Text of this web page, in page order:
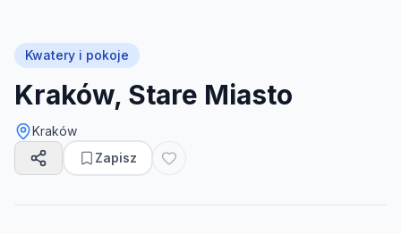
Kwatery i pokoje
Kraków, Stare Miasto
Kraków
Zapisz